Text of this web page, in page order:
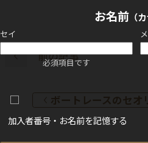
お名前（カ
セイ
必須項目です
加入者番号・お名前を記憶する
前の記事
ボートレースのセオ